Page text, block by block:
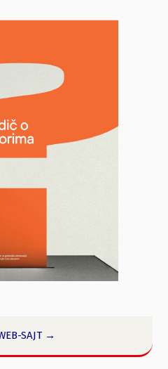
SAJT →